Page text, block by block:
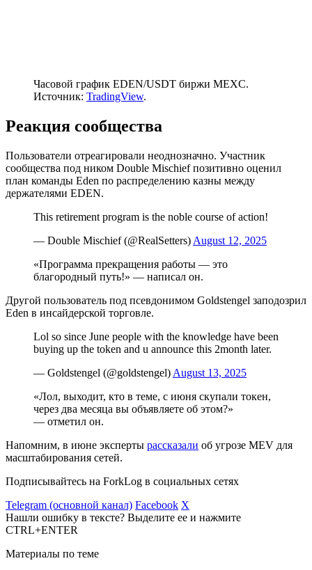
Часовой график EDEN/USDT биржи MEXC.
Источник: TradingView.
Реакция сообщества
Пользователи отреагировали неоднозначно. Участник
сообщества под ником Double Mischief позитивно оценил
план команды Eden по распределению казны между
держателями EDEN.
This retirement program is the noble course of action!
— Double Mischief (@RealSetters) August 12, 2025
«Программа прекращения работы — это
благородный путь!» — написал он.
Другой пользователь под псевдонимом Goldstengel заподозрил
Eden в инсайдерской торговле.
Lol so since June people with the knowledge have been
buying up the token and u announce this 2month later.
— Goldstengel (@goldstengel) August 13, 2025
«Лол, выходит, кто в теме, с июня скупали токен,
через два месяца вы объявляете об этом?»
— отметил он.
Напомним, в июне эксперты рассказали об угрозе MEV для
масштабирования сетей.
Подписывайтесь на ForkLog в социальных сетях
Telegram (основной канал) Facebook X
Нашли ошибку в тексте? Выделите ее и нажмите
CTRL+ENTER
Материалы по теме